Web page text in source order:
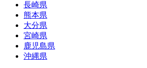
長崎県
熊本県
大分県
宮崎県
鹿児島県
沖縄県